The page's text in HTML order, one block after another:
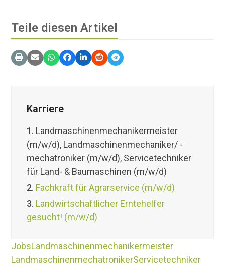
Teile diesen Artikel
Karriere
1. Landmaschinenmechanikermeister
(m/w/d), Landmaschinenmechaniker/ -
mechatroniker (m/w/d), Servicetechniker
für Land- & Baumaschinen (m/w/d)
2. Fachkraft für Agrarservice (m/w/d)
3. Landwirtschaftlicher Erntehelfer
gesucht! (m/w/d)
JobsLandmaschinenmechanikermeister
LandmaschinenmechatronikerServicetechniker